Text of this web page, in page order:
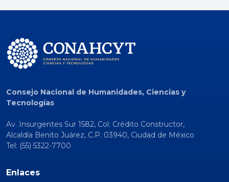
Consejo Nacional de Humanidades, Ciencias y
Tecnologías
Av. Insurgentes Sur 1582, Col. Crédito Constructor,
Alcaldía Benito Juárez, C.P. 03940, Ciudad de México
Tel: (55) 5322-7700
Enlaces